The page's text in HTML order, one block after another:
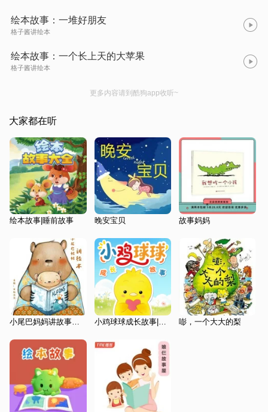
绘本故事：一堆好朋友
格子酱讲绘本
绘本故事：一个长上天的大苹果
格子酱讲绘本
更多内容请到酷狗app收听~
大家都在听
绘本故事|睡前故事 晚安宝贝 故事妈妈
嘭，一个大大的梨